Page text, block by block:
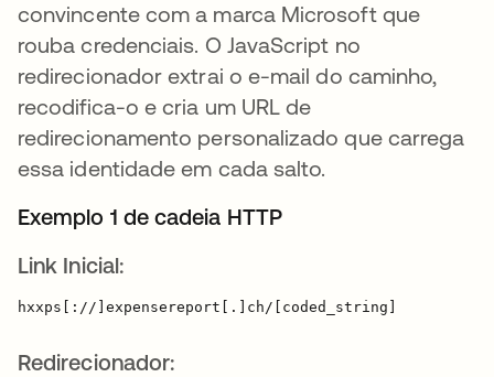
convincente com a marca Microsoft que
rouba credenciais. O JavaScript no
redirecionador extrai o e-mail do caminho,
recodifica-o e cria um URL de
redirecionamento personalizado que carrega
essa identidade em cada salto.
Exemplo 1 de cadeia HTTP
Link Inicial:
Redirecionador: